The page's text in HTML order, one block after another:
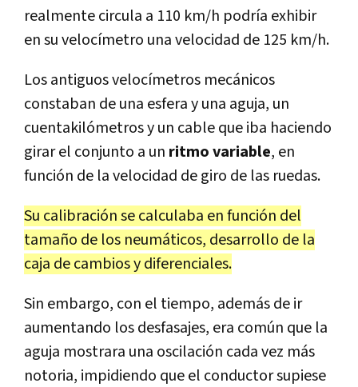
realmente circula a 110 km/h podría exhibir
en su velocímetro una velocidad de 125 km/h.
Los antiguos velocímetros mecánicos
constaban de una esfera y una aguja, un
cuentakilómetros y un cable que iba haciendo
girar el conjunto a un ritmo variable, en
función de la velocidad de giro de las ruedas.
Su calibración se calculaba en función del
tamaño de los neumáticos, desarrollo de la
caja de cambios y diferenciales.
Sin embargo, con el tiempo, además de ir
aumentando los desfasajes, era común que la
aguja mostrara una oscilación cada vez más
notoria, impidiendo que el conductor supiese